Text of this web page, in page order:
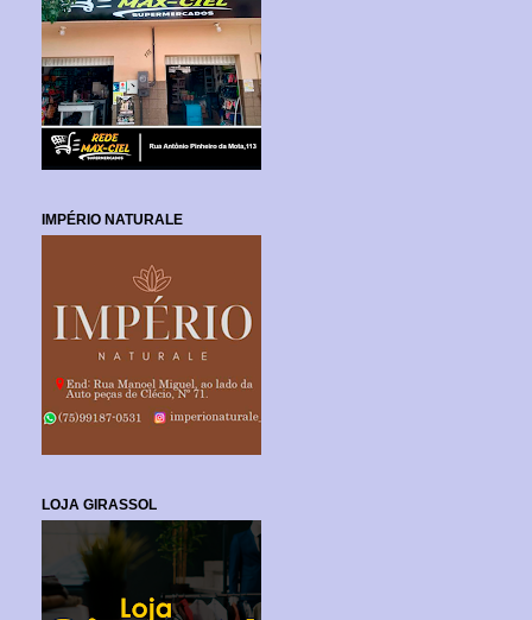
IMPÉRIO NATURALE
LOJA GIRASSOL